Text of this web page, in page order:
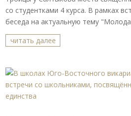
со студентками 4 курса. В рамках
беседа на актуальную тему
читать далее